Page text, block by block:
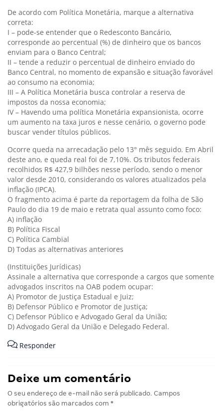
De acordo com Política Monetária, marque a alternativa
correta:
I – pode-se entender que o Redesconto Bancário,
corresponde ao percentual (%) de dinheiro que os bancos
enviam para o Banco Central;
II – tende a reduzir o percentual de dinheiro enviado do
Banco Central, no momento de expansão e situação favorável
ao consumo na economia;
III – A Política Monetária busca controlar a reserva de
impostos da nossa economia;
IV – Havendo uma política Monetária expansionista, ocorre
um aumento na taxa juros e nesse cenário, o governo pode
buscar vender títulos públicos.
Ocorre queda na arrecadação pelo 13° mês seguido. Em Abril
deste ano, e queda real foi de 7,10%. Os tributos federais
recolhidos R$ 427,9 bilhões nesse período, sendo o menor
valor desde 2010, considerando os valores atualizados pela
inflação (IPCA).
O fragmento acima é parte da reportagem da folha de São
Paulo do dia 19 de maio e retrata qual assunto como foco:
A) inflação
B) Política Fiscal
C) Política Cambial
D) Todas as alternativas anteriores
(Instituições Jurídicas)
Assinale a alternativa que corresponde a cargos que somente
advogados inscritos na OAB podem ocupar:
A) Promotor de Justiça Estadual e Juiz;
B) Defensor Público e Promotor de Justiça;
C) Defensor Público e Advogado Geral da União;
D) Advogado Geral da União e Delegado Federal.
Responder
Deixe um comentário
O seu endereço de e-mail não será publicado. Campos
obrigatórios são marcados com *